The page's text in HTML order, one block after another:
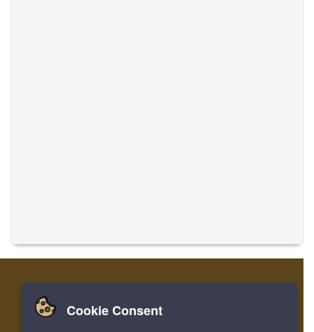
집 로그인 레지스터
Cookie Consent